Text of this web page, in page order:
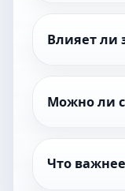
Влияет ли
Можно ли
Что